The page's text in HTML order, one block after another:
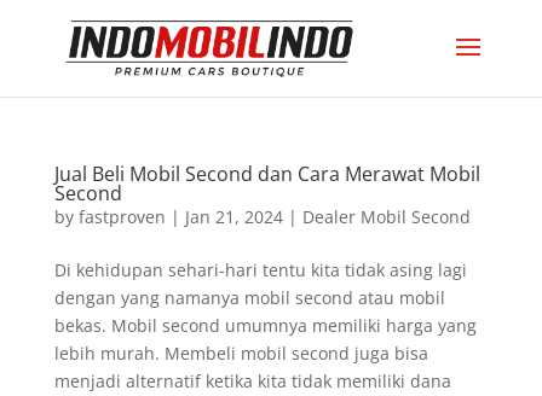
Jual Beli Mobil Second dan Cara Merawat Mobil
Second
by fastproven | Jan 21, 2024| Dealer Mobil Second
Di kehidupan sehari-hari tentu kita tidak asing lagi
dengan yang namanya mobil second atau mobil
bekas. Mobil second umumnya memiliki harga yang
lebih murah. Membeli mobil second juga bisa
menjadi alternatif ketika kita tidak memiliki dana